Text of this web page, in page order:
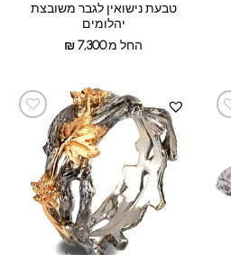
טבעת נישואין לגבר משובצת
יהלומים
החל מ:
₪7,300